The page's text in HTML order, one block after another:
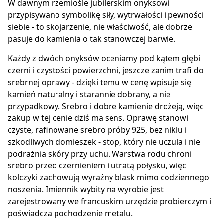
W dawnym rzemiośle jubilerskim onyksowi
przypisywano symbolikę siły, wytrwałości i pewności
siebie - to skojarzenie, nie właściwość, ale dobrze
pasuje do kamienia o tak stanowczej barwie.
Każdy z dwóch onyksów oceniamy pod kątem głębi
czerni i czystości powierzchni, jeszcze zanim trafi do
srebrnej oprawy - dzięki temu w cenę wpisuje się
kamień naturalny i starannie dobrany, a nie
przypadkowy. Srebro i dobre kamienie drożeją, więc
zakup w tej cenie dziś ma sens. Oprawę stanowi
czyste, rafinowane srebro próby 925, bez niklu i
szkodliwych domieszek - stop, który nie uczula i nie
podrażnia skóry przy uchu. Warstwa rodu chroni
srebro przed czernieniem i utratą połysku, więc
kolczyki zachowują wyraźny blask mimo codziennego
noszenia. Imiennik wybity na wyrobie jest
zarejestrowany we francuskim urzędzie probierczym i
poświadcza pochodzenie metalu.